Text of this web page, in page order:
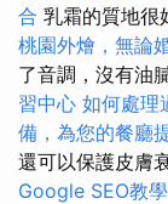
合 乳霜的質地很
桃園外燴，無論
了音調，沒有油
習中心 如何處理
備，為您的餐廳
還可以保護皮膚
Google SEO教